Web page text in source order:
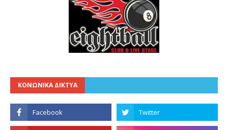
ΚΟΝΩΝΙΚΑ ΔΙΚΤΥΑ